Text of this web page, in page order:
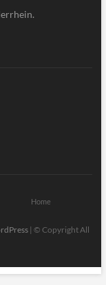
Home
| © Copyright All